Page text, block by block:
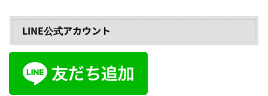
LINE公式アカウント